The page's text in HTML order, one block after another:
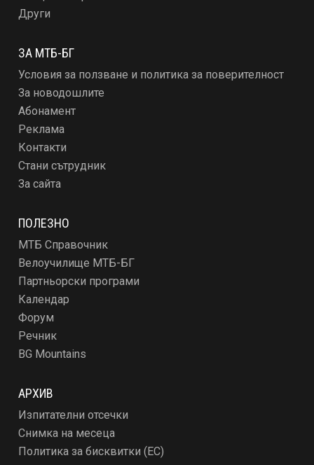
Други
ЗА МТБ-БГ
Условия за ползване и политика за поверителност
За новодошлите
Абонамент
Реклама
Контакти
Стани сътрудник
За сайта
ПОЛЕЗНО
МТБ Справочник
Велоучилище МТБ-БГ
Партньорски програми
Календар
Форум
Речник
BG Mountains
АРХИВ
Изпитателни отсечки
Снимка на месеца
Политика за бисквитки (ЕС)